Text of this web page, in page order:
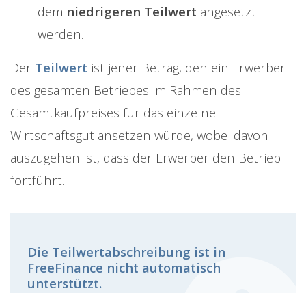
dem niedrigeren Teilwert angesetzt
werden.
Der Teilwert ist jener Betrag, den ein Erwerber
des gesamten Betriebes im Rahmen des
Gesamtkaufpreises für das einzelne
Wirtschaftsgut ansetzen würde, wobei davon
auszugehen ist, dass der Erwerber den Betrieb
fortführt.
Die Teilwertabschreibung ist in
FreeFinance nicht automatisch
unterstützt.